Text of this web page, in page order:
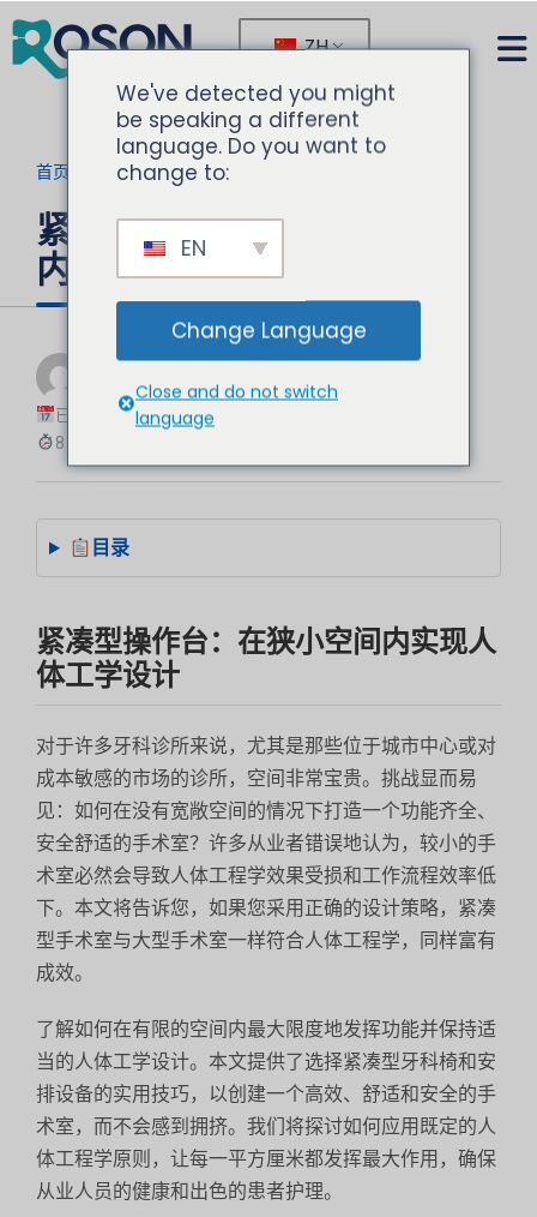
ZH
首页 博客>当前文章
紧凑型操作台：在狭小空间
内实现人体工学设计
诺胜
牙科设备专家
已更新：2025-12-11
8 分钟阅读
目录
紧凑型操作台：在狭小空间内实现人
体工学设计
对于许多牙科诊所来说，尤其是那些位于城市中心或对
成本敏感的市场的诊所，空间非常宝贵。挑战显而易
见：如何在没有宽敞空间的情况下打造一个功能齐全、
安全舒适的手术室？许多从业者错误地认为，较小的手
术室必然会导致人体工程学效果受损和工作流程效率低
下。本文将告诉您，如果您采用正确的设计策略，紧凑
型手术室与大型手术室一样符合人体工程学，同样富有
成效。
了解如何在有限的空间内最大限度地发挥功能并保持适
当的人体工学设计。本文提供了选择紧凑型牙科椅和安
排设备的实用技巧，以创建一个高效、舒适和安全的手
术室，而不会感到拥挤。我们将探讨如何应用既定的人
体工程学原则，让每一平方厘米都发挥最大作用，确保
从业人员的健康和出色的患者护理。
We've detected you might
be speaking a different
language. Do you want to
change to:
EN
Change Language
Close and do not switch
language